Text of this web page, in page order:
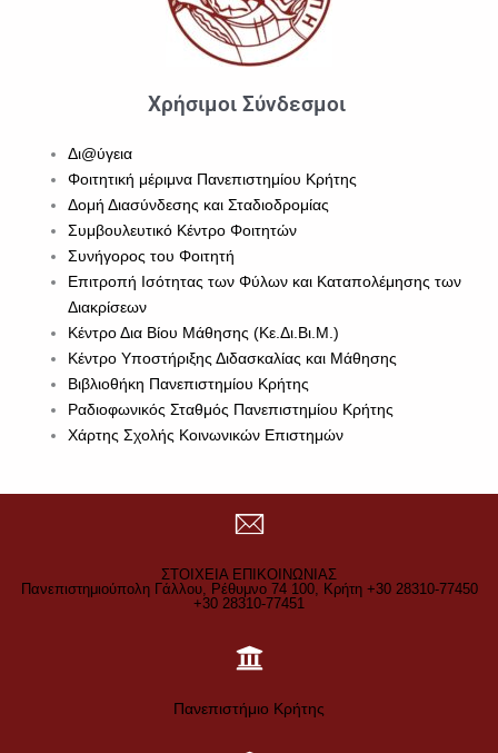
Χρήσιμοι Σύνδεσμοι
Δι@ύγεια
Φοιτητική μέριμνα Πανεπιστημίου Κρήτης
Δομή Διασύνδεσης και Σταδιοδρομίας
Συμβουλευτικό Κέντρο Φοιτητών
Συνήγορος του Φοιτητή
Επιτροπή Ισότητας των Φύλων και Καταπολέμησης των
Διακρίσεων
Κέντρο Δια Βίου Μάθησης (Κε.Δι.Βι.Μ.)
Κέντρο Υποστήριξης Διδασκαλίας και Μάθησης
Βιβλιοθήκη Πανεπιστημίου Κρήτης
Ραδιοφωνικός Σταθμός Πανεπιστημίου Κρήτης
Χάρτης Σχολής Κοινωνικών Επιστημών
ΣΤΟΙΧΕΙΑ ΕΠΙΚΟΙΝΩΝΙΑΣ
Πανεπιστημιούπολη Γάλλου, Ρέθυμνο 74 100, Κρήτη +30 28310-77450
+30 28310-77451
Πανεπιστήμιο Κρήτης